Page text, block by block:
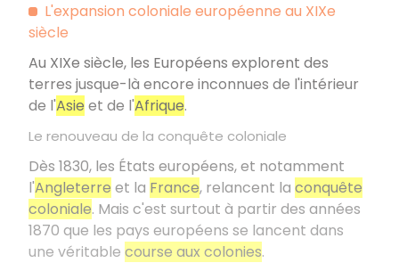
L'expansion coloniale européenne au XIXe
siècle
Au XIXe siècle, les Européens explorent des
terres jusque-là encore inconnues de l'intérieur
de l'Asie et de l'Afrique.
Le renouveau de la conquête coloniale
Dès 1830, les États européens, et notamment
l'Angleterre et la France, relancent la conquête
coloniale. Mais c'est surtout à partir des années
1870 que les pays européens se lancent dans
une véritable course aux colonies.